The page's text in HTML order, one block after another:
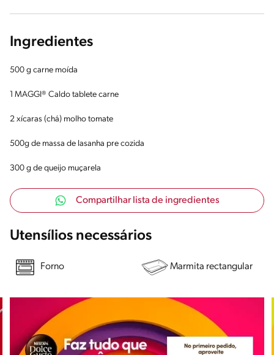
Ingredientes
500 g carne moída
1 MAGGI® Caldo tablete carne
2 xícaras (chá) molho tomate
500g de massa de lasanha pre cozida
300 g de queijo muçarela
Compartilhar lista de ingredientes
Utensílios necessários
Forno Marmita rectangular